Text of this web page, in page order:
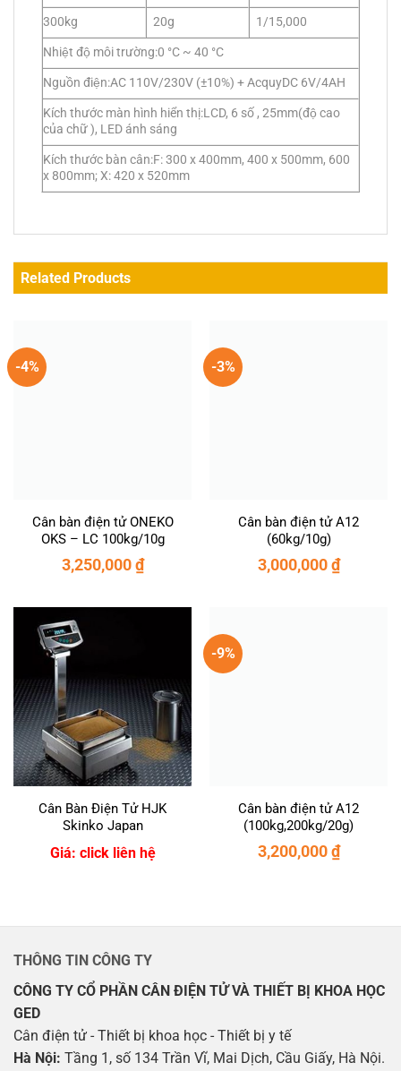
300kg 20g
1/15,000
Nhiệt độ môi trường:0 °C ~ 40 °C
Nguồn điện:AC 110V/230V (±10%) + AcquyDC 6V/4AH
Kích thước màn hình hiển thị:LCD, 6 số , 25mm(độ cao
của chữ ), LED ánh sáng
Kích thước bàn cân:F: 300 x 400mm, 400 x 500mm, 600
x 800mm; X: 420 x 520mm
Related Products
-4%
Cân bàn điện tử ONEKO
OKS – LC 100kg/10g
3,250,000₫
-3%
Cân bàn điện tử A12
(60kg/10g)
3,000,000₫
Cân Bàn Điện Tử HJK
Skinko Japan
Giá: click liên hệ
-9%
Cân bàn điện tử A12
(100kg,200kg/20g)
3,200,000₫
THÔNG TIN CÔNG TY
CÔNG TY CỔ PHẦN CÂN ĐIỆN TỬ VÀ THIẾT BỊ KHOA HỌC
GED
Cân điện tử - Thiết bị khoa học - Thiết bị y tế
Hà Nội: Tầng 1, số 134 Trần Vĩ, Mai Dịch, Cầu Giấy, Hà Nội.